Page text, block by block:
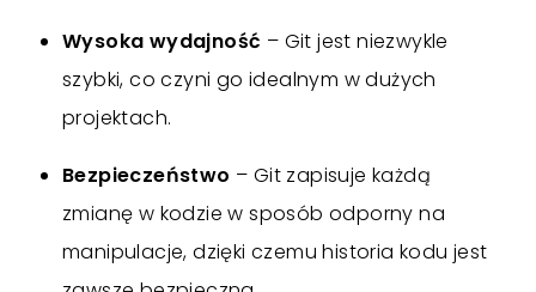
Wysoka wydajność – Git jest niezwykle
szybki, co czyni go idealnym w dużych
projektach.
Bezpieczeństwo – Git zapisuje każdą
zmianę w kodzie w sposób odporny na
manipulacje, dzięki czemu historia kodu jest